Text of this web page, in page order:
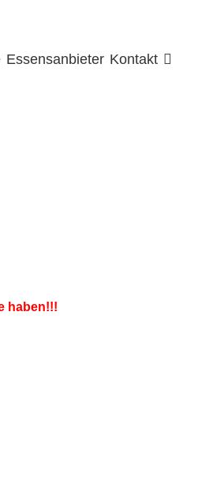
Essensanbieter Kontakt
haben!!!